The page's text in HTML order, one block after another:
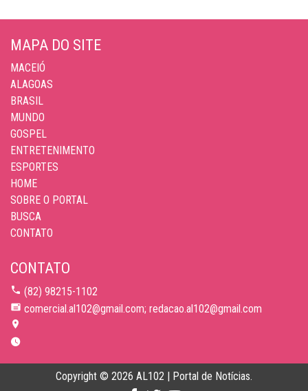
MAPA DO SITE
MACEIÓ
ALAGOAS
BRASIL
MUNDO
GOSPEL
ENTRETENIMENTO
ESPORTES
HOME
SOBRE O PORTAL
BUSCA
CONTATO
CONTATO
(82) 98215-1102
comercial.al102@gmail.com; redacao.al102@gmail.com
Copyright © 2026 AL102 | Portal de Notícias.